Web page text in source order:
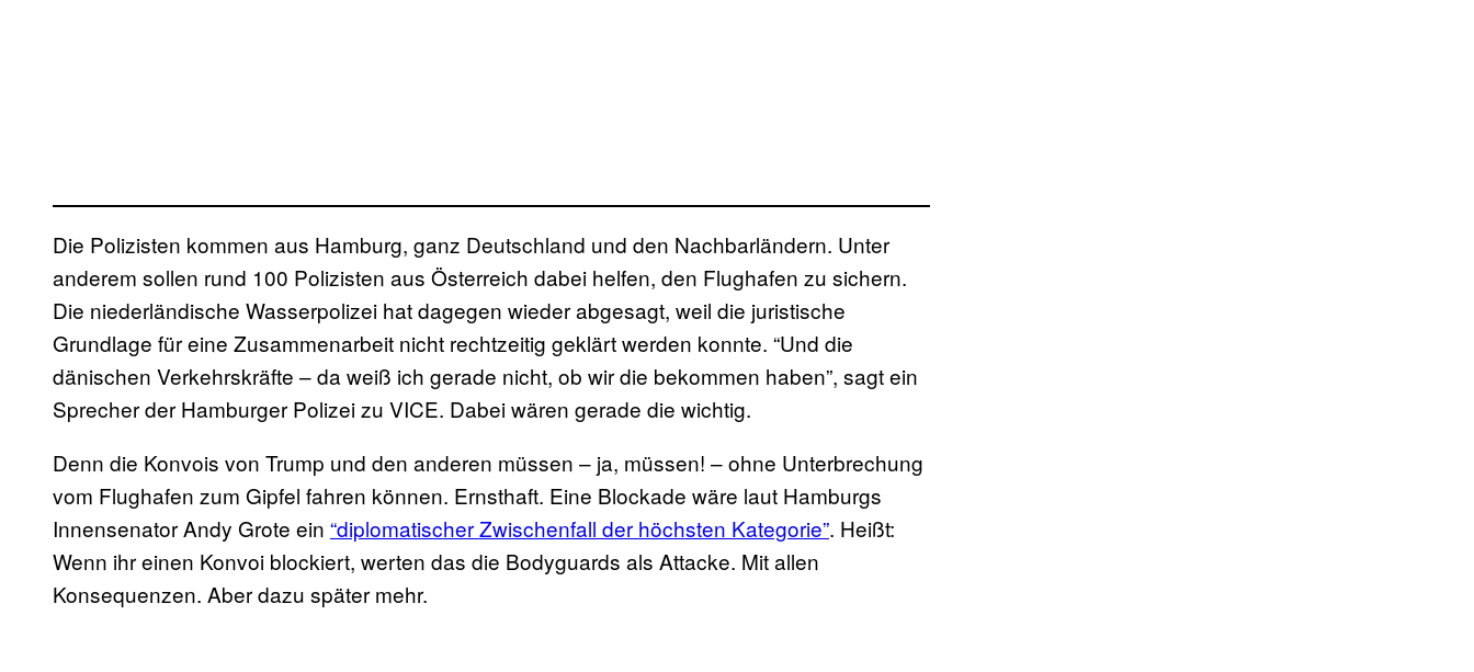
Die Polizisten kommen aus Hamburg, ganz Deutschland und den Nachbarländern. Unter
anderem sollen rund 100 Polizisten aus Österreich dabei helfen, den Flughafen zu sichern.
Die niederländische Wasserpolizei hat dagegen wieder abgesagt, weil die juristische
Grundlage für eine Zusammenarbeit nicht rechtzeitig geklärt werden konnte. “Und die
dänischen Verkehrskräfte – da weiß ich gerade nicht, ob wir die bekommen haben”, sagt ein
Sprecher der Hamburger Polizei zu VICE. Dabei wären gerade die wichtig.
Denn die Konvois von Trump und den anderen müssen – ja, müssen! – ohne Unterbrechung
vom Flughafen zum Gipfel fahren können. Ernsthaft. Eine Blockade wäre laut Hamburgs
Innensenator Andy Grote ein “diplomatischer Zwischenfall der höchsten Kategorie”. Heißt:
Wenn ihr einen Konvoi blockiert, werten das die Bodyguards als Attacke. Mit allen
Konsequenzen. Aber dazu später mehr.